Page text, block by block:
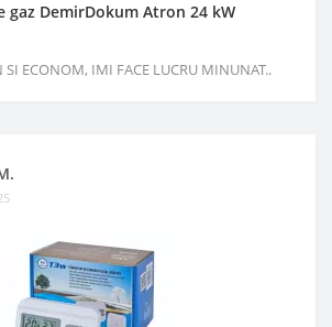
gaz DemirDokum Atron 24 kW
SI ECONOM, IMI FACE LUCRU MINUNAT..